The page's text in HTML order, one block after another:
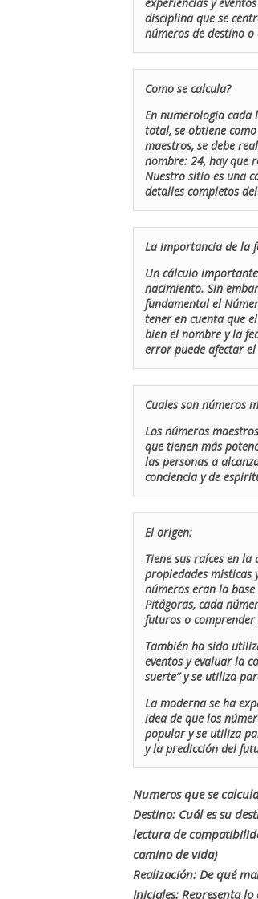
disciplina que se
números de destino o
Como se calcula?
En numerologia cada
total, se obtiene
maestros, se debe
nombre: 24, hay que
Nuestro sitio es una
detalles completos
La importancia de la
Un cálculo
nacimiento. Sin
fundamental el
tener en cuenta que
bien el nombre y la
error puede afectar
Cuales son números
Los números
que tienen más
las personas a
conciencia y de
El origen:
Tiene sus raíces en
propiedades místicas
números eran la
Pitágoras, cada
futuros o
También ha sido
eventos y evaluar la
suerte” y se utiliza
La moderna se ha
idea de que los
popular y se utiliza
y la predicción del
Numeros que se
Destino: Cuál es su
lectura de
camino de vida)
Realización: De qué
Iniciales: Representa